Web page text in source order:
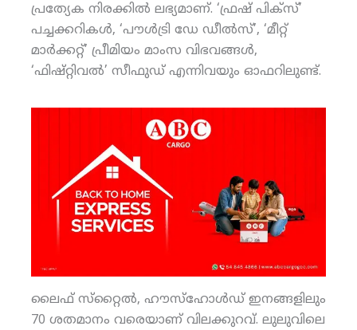
പ്രത്യേക നിരക്കില്‍ ലഭ്യമാണ്. ‘ഫ്രഷ് പിക്‌സ്’
പച്ചക്കറികള്‍, ‘പൗള്‍ട്രി ഡേ ഡീല്‍സ്’, ‘മീറ്റ്
മാര്‍ക്കറ്റ്’ പ്രീമിയം മാംസ വിഭവങ്ങള്‍,
‘ഫിഷ്റ്റിവല്‍’ സീഫുഡ് എന്നിവയും ഓഫറിലുണ്ട്.
ലൈഫ് സ്‌റ്റൈല്‍, ഹൗസ്‌ഹോള്‍ഡ് ഇനങ്ങളിലും
70 ശതമാനം വരെയാണ് വിലക്കുറവ്. ലുലുവിലെ